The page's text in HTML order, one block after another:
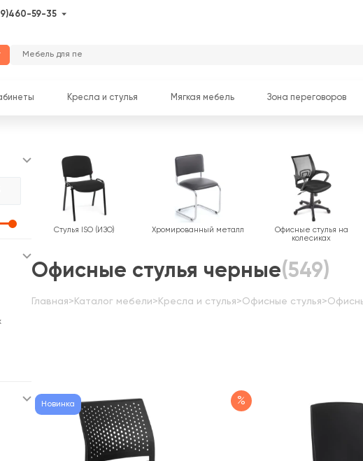
59-35
Кресла и стулья Мягкая мебель Зона переговоров
Офисные стулья черные(549)
Главная> Каталог мебели> Кресла и стулья>Офисные стулья>
Новинка %
Стулья ISO (ИЗО) Хромированный металл
Офисные стулья на
колесиках